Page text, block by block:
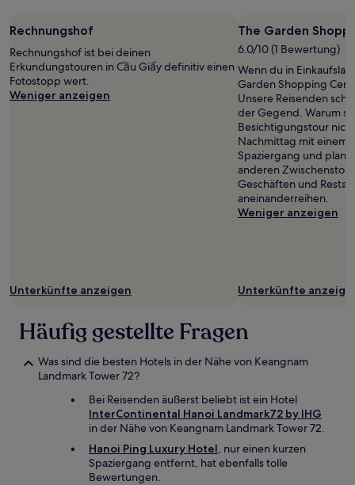
Rechnungshof
Rechnungshof ist bei deinen
Erkundungstouren in Cầu Giấy definitiv einen
Fotostopp wert.
Weniger anzeigen
Unterkünfte anzeigen
The Garden
6.0/10 (1 Bewertung)
Wenn du in
Garden Shopping
Unsere Reisenden
der Gegend. Warum
Besichtigungstour
Nachmittag mit einem
Spaziergang und
anderen
Geschäften und
aneinanderreihen.
Weniger anzeigen
Unterkünfte
Häufig gestellte Fragen
Was sind die besten Hotels in der Nähe von Keangnam
Landmark Tower 72?
Bei Reisenden äußerst beliebt ist ein Hotel
InterContinental Hanoi Landmark72 by IHG
in der Nähe von Keangnam Landmark Tower 72.
Hanoi Ping Luxury Hotel, nur einen kurzen
Spaziergang entfernt, hat ebenfalls tolle
Bewertungen.